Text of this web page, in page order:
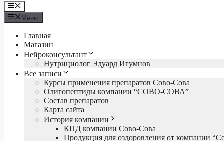
Меню
Меню
Главная
Магазин
Нейроконсультант
Нутрициолог Эдуард Игумнов
Все записи
Курсы применения препаратов Сово-Сова
Олигопептиды компании “СОВО-СОВА”
Состав препаратов
Карта сайта
История компании
КПД компании Сово-Сова
Продукция для оздоровления от компании